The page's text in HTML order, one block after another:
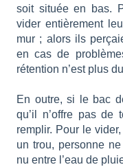
soit située en bas.
vider entièrement
mur ; alors ils
en cas de
rétention n’est plus
En outre, si le bac
qu’il n’offre pas de
remplir. Pour le
un trou, personne
nu entre l’eau de